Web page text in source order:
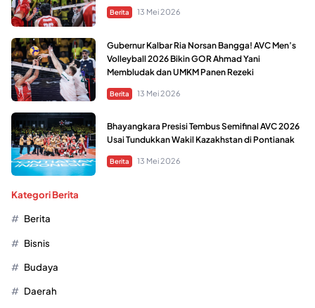
Berita 13 Mei 2026
Gubernur Kalbar Ria Norsan Bangga! AVC Men’s
Volleyball 2026 Bikin GOR Ahmad Yani
Membludak dan UMKM Panen Rezeki
Berita 13 Mei 2026
Bhayangkara Presisi Tembus Semifinal AVC 2026
Usai Tundukkan Wakil Kazakhstan di Pontianak
Berita 13 Mei 2026
Kategori Berita
Berita
Bisnis
Budaya
Daerah